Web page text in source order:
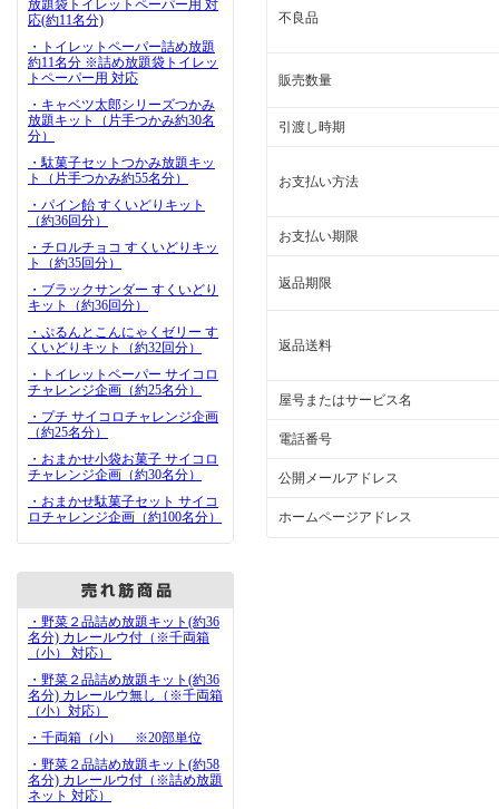
放題袋トイレットペーパー用 対
応(約11名分)
・トイレットペーパー詰め放題
約11名分 ※詰め放題袋トイレッ
トペーパー用 対応
・キャベツ太郎シリーズつかみ
放題キット（片手つかみ約30名
分）
・駄菓子セットつかみ放題キッ
ト（片手つかみ約55名分）
・パイン飴 すくいどりキット
（約36回分）
・チロルチョコ すくいどりキッ
ト（約35回分）
・ブラックサンダー すくいどり
キット（約36回分）
・ぷるんとこんにゃくゼリー す
くいどりキット（約32回分）
・トイレットペーパー サイコロ
チャレンジ企画（約25名分）
・プチ サイコロチャレンジ企画
（約25名分）
・おまかせ小袋お菓子 サイコロ
チャレンジ企画（約30名分）
・おまかせ駄菓子セット サイコ
ロチャレンジ企画（約100名分）
・野菜２品詰め放題キット(約36
名分) カレールウ付（※千両箱
（小） 対応）
・野菜２品詰め放題キット(約36
名分) カレールウ無し（※千両箱
（小）対応）
・千両箱（小） ※20部単位
・野菜２品詰め放題キット(約58
名分) カレールウ付（※詰め放題
ネット 対応）
不良品
販売数量
引渡し時期
お支払い方法
お支払い期限
返品期限
返品送料
屋号またはサービス名
電話番号
公開メールアドレス
ホームページアドレス